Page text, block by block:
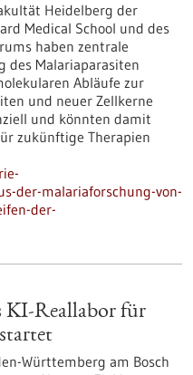
Heidelberg der
Medical School und des
haben zentrale
des Malariaparasiten
Abläufe zur
und neuer Zellkerne
und könnten damit
zukünftige Therapien
der-malariaforschung-von-
der-
KI-Reallabor für
Württemberg am Bosch